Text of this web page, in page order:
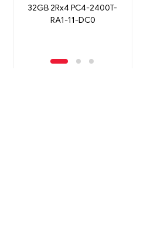
32GB 2Rx4 PC4-2400T-
RA1-11-DC0